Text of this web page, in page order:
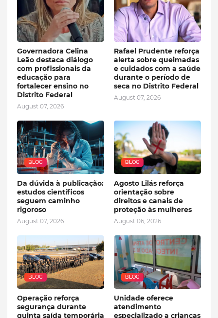
Governadora Celina
Leão destaca diálogo
com profissionais da
educação para
fortalecer ensino no
Distrito Federal
August 07, 2026
Rafael Prudente reforça
alerta sobre queimadas
e cuidados com a saúde
durante o período de
seca no Distrito Federal
August 07, 2026
BLOG
Da dúvida à publicação:
estudos científicos
seguem caminho
rigoroso
August 07, 2026
BLOG
Agosto Lilás reforça
orientação sobre
direitos e canais de
proteção às mulheres
August 06, 2026
BLOG
Operação reforça
segurança durante
quinta saída temporária
BLOG
Unidade oferece
atendimento
especializado a crianças